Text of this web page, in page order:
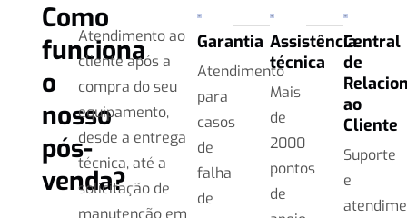
Como
funciona
o
nosso
pós-
venda?
Atendimento ao
cliente após a
compra do seu
equipamento,
desde a entrega
técnica, até a
solicitação de
Garantia
Atendimento
para
casos
de
falha
de
Assistência
técnica
Mais
de
2000
pontos
de
Central
de
ao
Cliente
Suporte
e